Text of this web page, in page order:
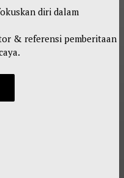
diri dalam
& referensi pemberitaan